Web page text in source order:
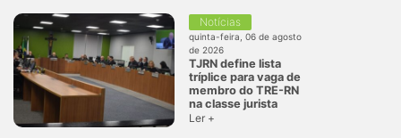
Notícias
quinta-feira, 06 de agosto
de 2026
TJRN define lista
tríplice para vaga de
membro do TRE-RN
na classe jurista
Ler +